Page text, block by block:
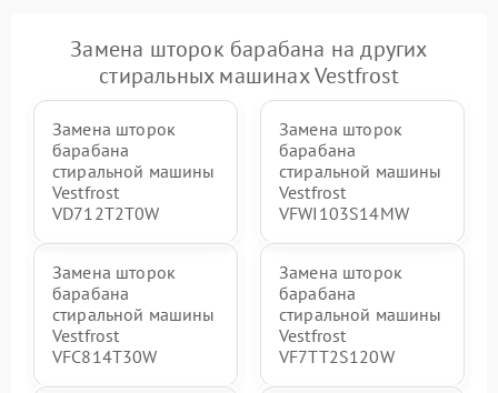
Замена шторок барабана на других
стиральных машинах Vestfrost
Замена шторок
барабана
стиральной машины
Vestfrost
VD712T2T0W
Замена шторок
барабана
стиральной машины
Vestfrost
VFWI103S14MW
Замена шторок
барабана
стиральной машины
Vestfrost
VFC814T30W
Замена шторок
барабана
стиральной машины
Vestfrost
VF7TT2S120W